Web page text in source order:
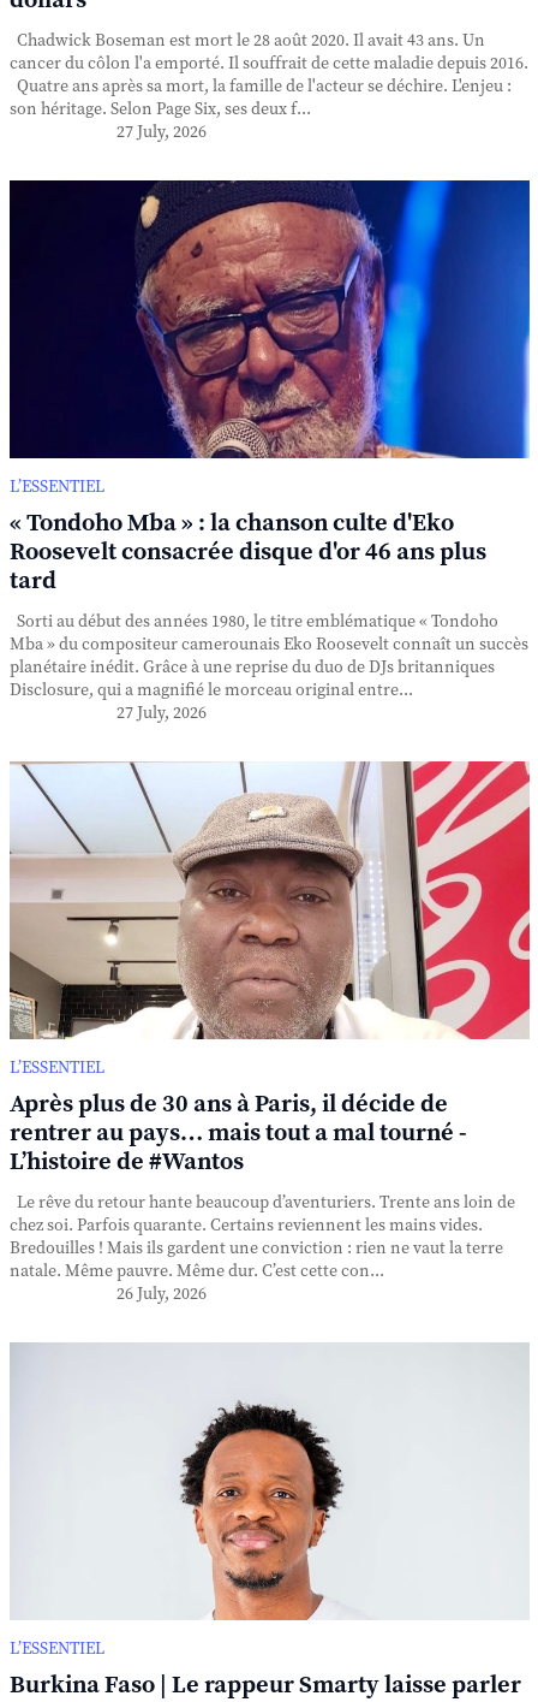
Chadwick Boseman est mort le 28 août 2020. Il avait 43 ans. Un
cancer du côlon l'a emporté. Il souffrait de cette maladie depuis 2016.
Quatre ans après sa mort, la famille de l'acteur se déchire. L'enjeu :
son héritage. Selon Page Six, ses deux f...
27 July, 2026
L’ESSENTIEL
« Tondoho Mba » : la chanson culte d'Eko
Roosevelt consacrée disque d'or 46 ans plus
tard
Sorti au début des années 1980, le titre emblématique « Tondoho
Mba » du compositeur camerounais Eko Roosevelt connaît un succès
planétaire inédit. Grâce à une reprise du duo de DJs britanniques
Disclosure, qui a magnifié le morceau original entre...
27 July, 2026
L’ESSENTIEL
Après plus de 30 ans à Paris, il décide de
rentrer au pays… mais tout a mal tourné -
L’histoire de #Wantos
Le rêve du retour hante beaucoup d’aventuriers. Trente ans loin de
chez soi. Parfois quarante. Certains reviennent les mains vides.
Bredouilles ! Mais ils gardent une conviction : rien ne vaut la terre
natale. Même pauvre. Même dur. C’est cette con...
26 July, 2026
L’ESSENTIEL
Burkina Faso | Le rappeur Smarty laisse parler